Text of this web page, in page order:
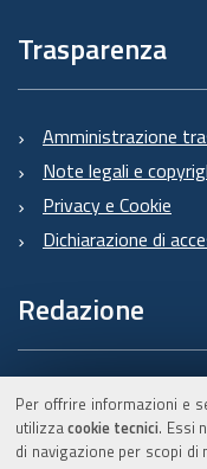
Per offrire informazioni e
utilizzacookie tecnici. Essi
di navigazione per scopi
Trasparenza
Amministrazione
Note legali e
Privacy e Cookie
Dichiarazione di
Redazione
Informazioni sul Burert
e contatti